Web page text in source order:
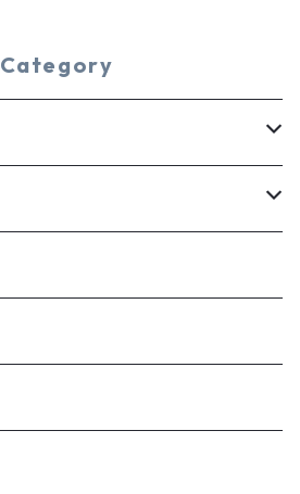
Category